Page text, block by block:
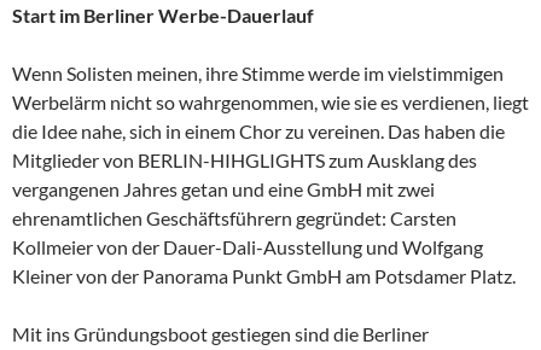
Start im Berliner Werbe-Dauerlauf
Wenn Solisten meinen, ihre Stimme werde im vielstimmigen
Werbelärm nicht so wahrgenommen, wie sie es verdienen, liegt
die Idee nahe, sich in einem Chor zu vereinen. Das haben die
Mitglieder von BERLIN-HIHGLIGHTS zum Ausklang des
vergangenen Jahres getan und eine GmbH mit zwei
ehrenamtlichen Geschäftsführern gegründet: Carsten
Kollmeier von der Dauer-Dali-Ausstellung und Wolfgang
Kleiner von der Panorama Punkt GmbH am Potsdamer Platz.
Mit ins Gründungsboot gestiegen sind die Berliner